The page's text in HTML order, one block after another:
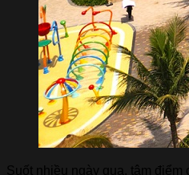
Suốt nhiều ngày qua, tâm điểm